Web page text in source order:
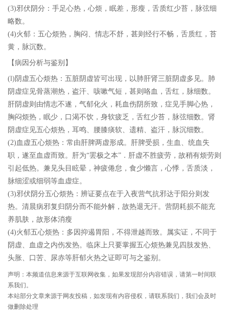
(3)邪伏阴分：手足心热，心烦，眠差，形瘦，舌质红少苔，脉弦细
略数。
(4)火郁：五心烦热，胸闷、情志不舒，甚则经行不畅，舌质红，苔
黄，脉沉数。
【病因分析与鉴别】
(l)阴虚五心烦热：五脏阴虚皆可出现，以肺肝肾三脏阴虚多见。肺
阴虚症见骨蒸潮热，盗汗、咳嗽气短，甚则咯血，舌红，脉细数。
肝阴虚则由情志不遂，气郁化火，耗血伤阴所致，症见手脚心热，
胸闷烦热，眠少，口渴不饮，身软疲乏，舌红少苔，脉弦细数。肾
阴虚症见五心烦热，耳鸣、腰膝痰软、遗精、盗汗，脉沉细数。
(2)血虚五心烦热：常由肝脾两虚形成。肝脾受损，生血、统血失
职，遂至血虚而致。肝为“罢极之本”．肝虚不胜疲劳，故稍有烦劳则
引起低热。兼见头目眩晕，神疲倦怠，食少懒言，心悸，舌质淡，
脉细涩或细弱等血虚症。
(3)邪伏阴分五心烦热：辨证要点在于入夜营气抗邪达于阳分则发
热。清晨病邪复归阴分而不能外解，故热退无汗。营阴耗损不能充
养肌肤，故形体消瘦
(4)火郁五心烦热：多因抑遏胃阳，不得泄越而致。属实证，不同于
阴虚、血虚之内伤发热。临床上只要掌握五心烦热兼见四肢发热、
头胀、口苦、尿赤等肝郁火热之证即可与之鉴别。
声明：本频道信息来源于互联网收集，如果发现部分内容错误，请第一时间联
系我们。
本站部分文章来源于网友投稿，如发现有内容侵权，请联系我们，我们会及时
做删除处理